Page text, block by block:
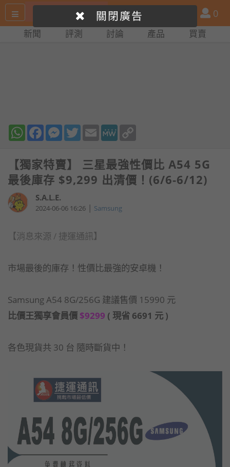
尋
產
品
比
會
員
0
新聞 評測 討論 產品 買賣
WhatsAppFacebookMessenger
TwitterEmail MeWe
【獨家特賣】 三星最強性價比 A54 5G
最後庫存 $9,299 出清價！(6/6-6/12)
S.A.L.E.
2024-06-06 16:26 | Samsung
【消息來源 / 捷運通訊】
市場最後的庫存！性價比最強的安卓機！
Samsung A54 8G/256G 建議售價 15990 元
比價王獨享會員價 $9299 ( 現省 6691 元 )
各色現貨共 30 台 隨時斷貨中！
關閉廣告